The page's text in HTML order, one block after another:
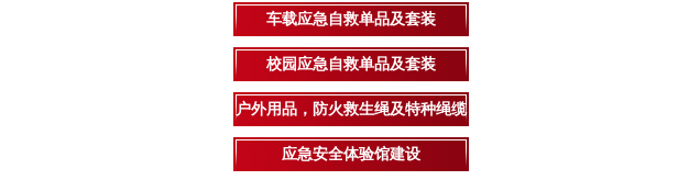
车载应急自救单品及套装
校园应急自救单品及套装
户外用品，防火救生绳及特种绳缆
应急安全体验馆建设